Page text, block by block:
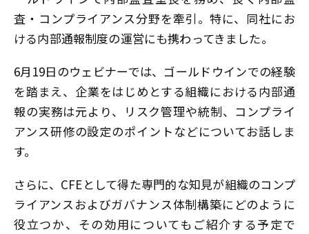
査・コンプライアンス分野を牽引。特に、同社にお
ける内部通報制度の運営にも携わってきました。
6月19日のウェビナーでは、ゴールドウインでの経験
を踏まえ、企業をはじめとする組織における内部通
報の実務は元より、リスク管理や統制、コンプライ
アンス研修の設定のポイントなどについてお話しま
す。
さらに、CFEとして得た専門的な知見が組織のコンプ
ライアンスおよびガバナンス体制構築にどのように
役立つか、その効用についてもご紹介する予定で